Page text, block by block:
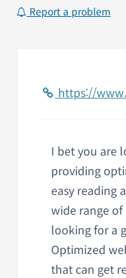
Report a problem
https://
I bet you are
providing
easy reading
wide range
looking for a
Optimized
that can get